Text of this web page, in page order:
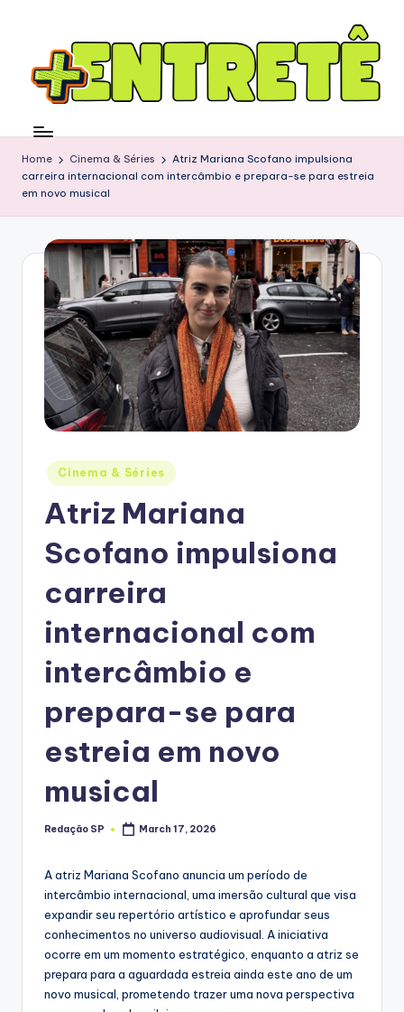
Home Cinema & Séries
Atriz Mariana Scofano impulsiona
carreira internacional com intercâmbio e prepara-se para estreia
em novo musical
Posted
in
Cinema & Séries
Atriz Mariana
Scofano impulsiona
carreira
internacional com
intercâmbio e
prepara-se para
estreia em novo
musical
Posted
Redação SP March 17, 2026
A atriz Mariana Scofano anuncia um período de
intercâmbio internacional, uma imersão cultural que visa
expandir seu repertório artístico e aprofundar seus
conhecimentos no universo audiovisual. A iniciativa
ocorre em um momento estratégico, enquanto a atriz se
prepara para a aguardada estreia ainda este ano de um
novo musical, prometendo trazer uma nova perspectiva